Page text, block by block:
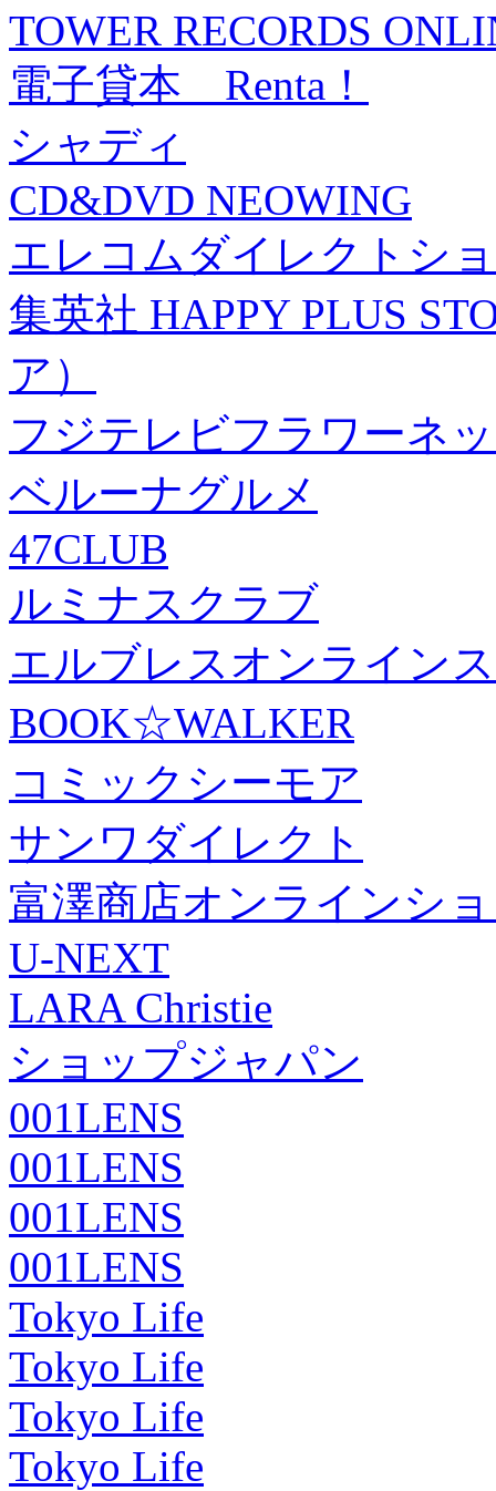
TOWER RECORDS
電子貸本 Renta！
シャディ
CD&DVD NEOWING
エレコムダイレクトシ
集英社 HAPPY PLUS
ア）
フジテレビフラワーネ
ベルーナグルメ
47CLUB
ルミナスクラブ
エルブレスオンライン
BOOK☆WALKER
コミックシーモア
サンワダイレクト
富澤商店オンラインシ
U-NEXT
LARA Christie
ショップジャパン
001LENS
001LENS
001LENS
001LENS
Tokyo Life
Tokyo Life
Tokyo Life
Tokyo Life